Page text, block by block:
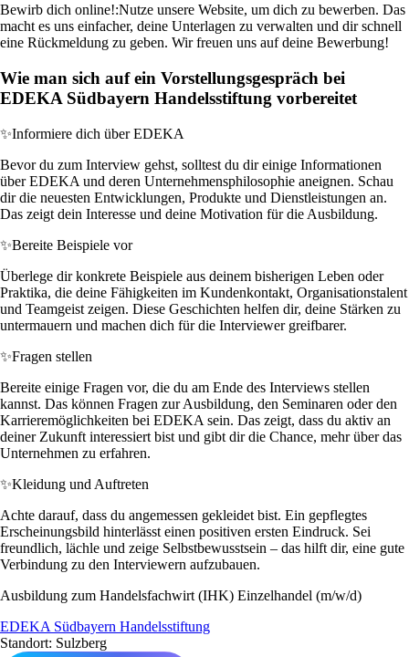
Bewirb dich online!:Nutze unsere Website, um dich zu bewerben. Das
macht es uns einfacher, deine Unterlagen zu verwalten und dir schnell
eine Rückmeldung zu geben. Wir freuen uns auf deine Bewerbung!
Wie man sich auf ein Vorstellungsgespräch bei
EDEKA Südbayern Handelsstiftung vorbereitet
✨Informiere dich über EDEKA
Bevor du zum Interview gehst, solltest du dir einige Informationen
über EDEKA und deren Unternehmensphilosophie aneignen. Schau
dir die neuesten Entwicklungen, Produkte und Dienstleistungen an.
Das zeigt dein Interesse und deine Motivation für die Ausbildung.
✨Bereite Beispiele vor
Überlege dir konkrete Beispiele aus deinem bisherigen Leben oder
Praktika, die deine Fähigkeiten im Kundenkontakt, Organisationstalent
und Teamgeist zeigen. Diese Geschichten helfen dir, deine Stärken zu
untermauern und machen dich für die Interviewer greifbarer.
✨Fragen stellen
Bereite einige Fragen vor, die du am Ende des Interviews stellen
kannst. Das können Fragen zur Ausbildung, den Seminaren oder den
Karrieremöglichkeiten bei EDEKA sein. Das zeigt, dass du aktiv an
deiner Zukunft interessiert bist und gibt dir die Chance, mehr über das
Unternehmen zu erfahren.
✨Kleidung und Auftreten
Achte darauf, dass du angemessen gekleidet bist. Ein gepflegtes
Erscheinungsbild hinterlässt einen positiven ersten Eindruck. Sei
freundlich, lächle und zeige Selbstbewusstsein – das hilft dir, eine gute
Verbindung zu den Interviewern aufzubauen.
Ausbildung zum Handelsfachwirt (IHK) Einzelhandel (m/w/d)
EDEKA Südbayern Handelsstiftung
Standort: Sulzberg